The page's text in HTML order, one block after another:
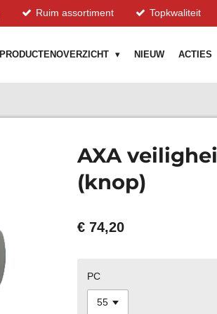
Ruim assortiment Topkwaliteit
PRODUCTENOVERZICHT NIEUW ACTIES
AXA
(knop)
€ 74,20
PC